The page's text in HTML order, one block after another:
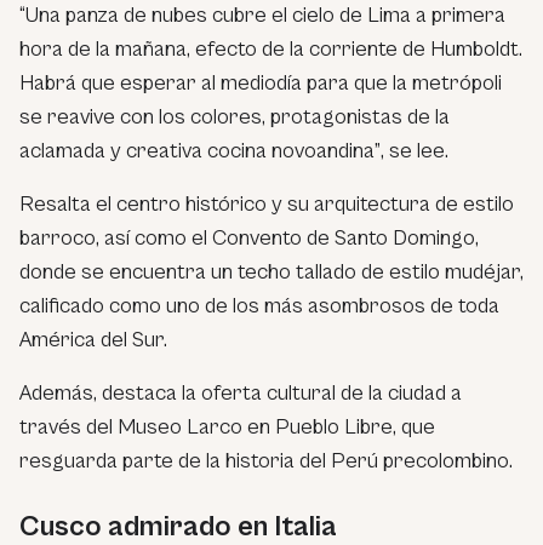
“Una panza de nubes cubre el cielo de Lima a primera
hora de la mañana, efecto de la corriente de Humboldt.
Habrá que esperar al mediodía para que la metrópoli
se reavive con los colores, protagonistas de la
aclamada y creativa cocina novoandina”, se lee.
Resalta el centro histórico y su arquitectura de estilo
barroco, así como el Convento de Santo Domingo,
donde se encuentra un techo tallado de estilo mudéjar,
calificado como uno de los más asombrosos de toda
América del Sur.
Además, destaca la oferta cultural de la ciudad a
través del Museo Larco en Pueblo Libre, que
resguarda parte de la historia del Perú precolombino.
Cusco admirado en Italia